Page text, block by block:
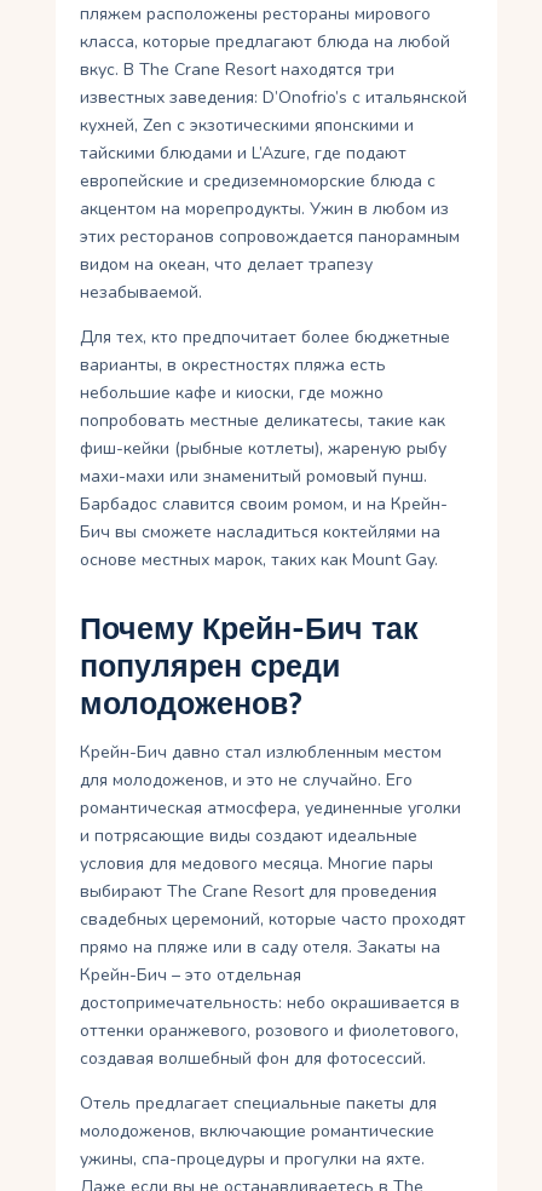
пляжем расположены рестораны мирового
класса, которые предлагают блюда на любой
вкус. В The Crane Resort находятся три
известных заведения: D’Onofrio’s с итальянской
кухней, Zen с экзотическими японскими и
тайскими блюдами и L’Azure, где подают
европейские и средиземноморские блюда с
акцентом на морепродукты. Ужин в любом из
этих ресторанов сопровождается панорамным
видом на океан, что делает трапезу
незабываемой.
Для тех, кто предпочитает более бюджетные
варианты, в окрестностях пляжа есть
небольшие кафе и киоски, где можно
попробовать местные деликатесы, такие как
фиш-кейки (рыбные котлеты), жареную рыбу
махи-махи или знаменитый ромовый пунш.
Барбадос славится своим ромом, и на Крейн-
Бич вы сможете насладиться коктейлями на
основе местных марок, таких как Mount Gay.
Почему Крейн-Бич так
популярен среди
молодоженов?
Крейн-Бич давно стал излюбленным местом
для молодоженов, и это не случайно. Его
романтическая атмосфера, уединенные уголки
и потрясающие виды создают идеальные
условия для медового месяца. Многие пары
выбирают The Crane Resort для проведения
свадебных церемоний, которые часто проходят
прямо на пляже или в саду отеля. Закаты на
Крейн-Бич – это отдельная
достопримечательность: небо окрашивается в
оттенки оранжевого, розового и фиолетового,
создавая волшебный фон для фотосессий.
Отель предлагает специальные пакеты для
молодоженов, включающие романтические
ужины, спа-процедуры и прогулки на яхте.